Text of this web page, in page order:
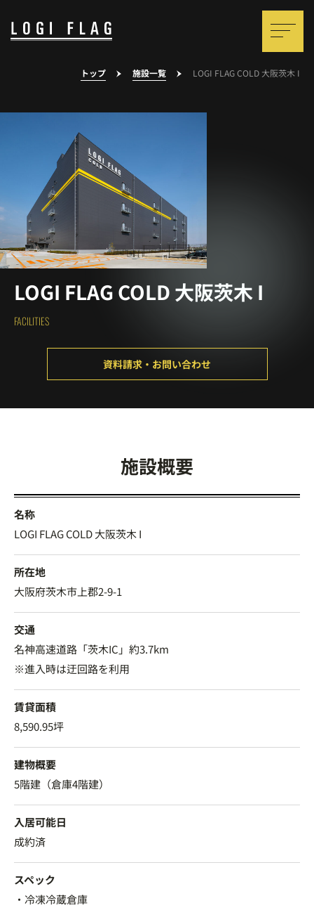
トップ 施設一覧 LOGI FLAG COLD 大阪茨木 I
LOGI FLAG COLD 大阪茨木 I
FACILITIES
資料請求・お問い合わせ
施設概要
名称
LOGI FLAG COLD 大阪茨木 I
所在地
大阪府茨木市上郡2-9-1
交通
名神高速道路「茨木IC」約3.7km
※進入時は迂回路を利用
賃貸面積
8,590.95坪
建物概要
5階建（倉庫4階建）
入居可能日
成約済
スペック
・冷凍冷蔵倉庫